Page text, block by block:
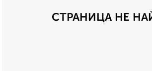
СТРАНИЦА НЕ